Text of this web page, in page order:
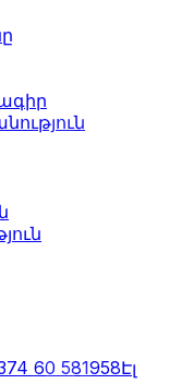
60 581958Էլ